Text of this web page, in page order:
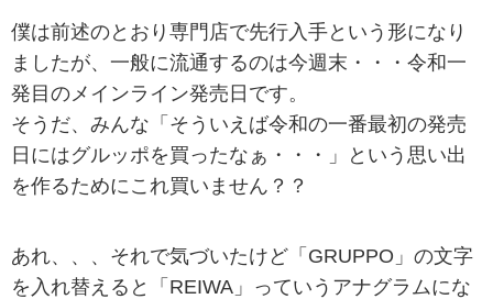
僕は前述のとおり専門店で先行入手という形になり
ましたが、一般に流通するのは今週末・・・令和一
発目のメインライン発売日です。
そうだ、みんな「そういえば令和の一番最初の発売
日にはグルッポを買ったなぁ・・・」という思い出
を作るためにこれ買いません？？
あれ、、、それで気づいたけど「GRUPPO」の文字
を入れ替えると「REIWA」っていうアナグラムにな